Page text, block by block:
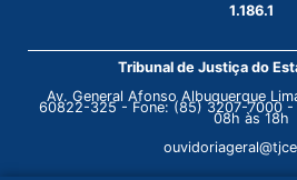
1.186.1
Tribunal de Justiça do
Av. General Afonso Albuquerque
60822-325 - Fone: (85) 3207-7000 -
08h às 18h